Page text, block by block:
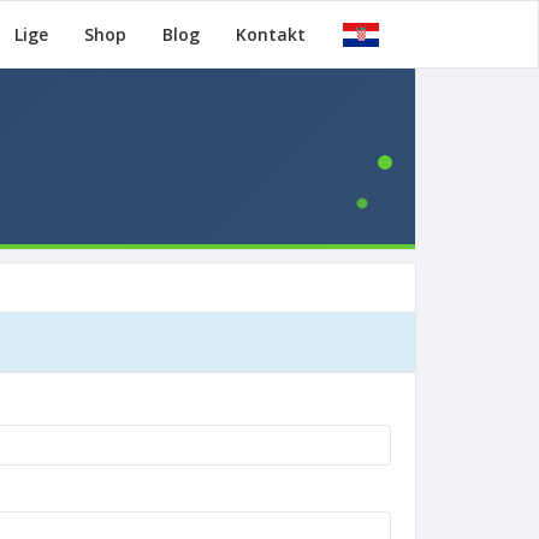
Lige Shop Blog Kontakt